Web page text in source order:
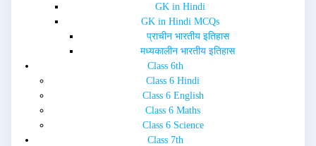
GK in Hindi
GK in Hindi MCQs
प्राचीन भारतीय इतिहास
मध्यकालीन भारतीय इतिहास
Class 6th
Class 6 Hindi
Class 6 English
Class 6 Maths
Class 6 Science
Class 7th